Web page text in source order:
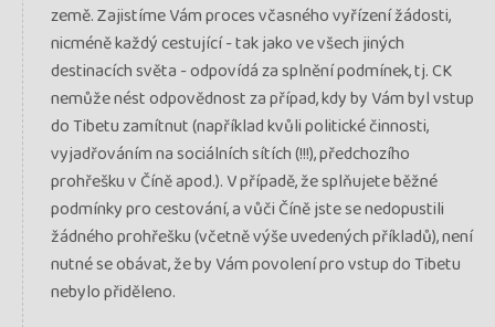
země. Zajistíme Vám proces včasného vyřízení žádosti,
nicméně každý cestující - tak jako ve všech jiných
destinacích světa - odpovídá za splnění podmínek, tj. CK
nemůže nést odpovědnost za případ, kdy by Vám byl vstup
do Tibetu zamítnut (například kvůli politické činnosti,
vyjadřováním na sociálních sítích (!!!), předchozího
prohřešku v Číně apod.). V případě, že splňujete běžné
podmínky pro cestování, a vůči Číně jste se nedopustili
žádného prohřešku (včetně výše uvedených příkladů), není
nutné se obávat, že by Vám povolení pro vstup do Tibetu
nebylo přiděleno.